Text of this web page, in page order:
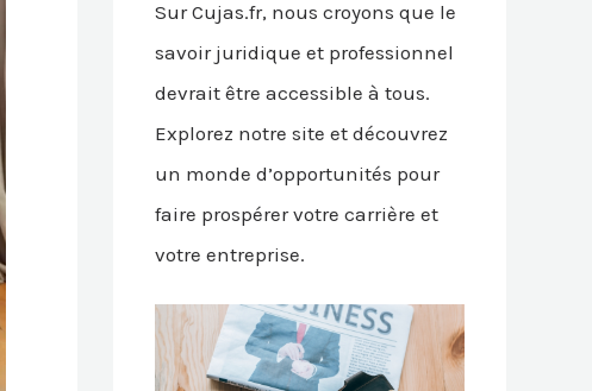
Sur Cujas.fr, nous croyons que le
savoir juridique et professionnel
devrait être accessible à tous.
Explorez notre site et découvrez
un monde d’opportunités pour
faire prospérer votre carrière et
votre entreprise.